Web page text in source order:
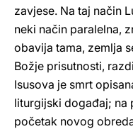
zavjese. Na taj način
neki način paralelna,
obavija tama, zemlja
Božje prisutnosti,
Isusova je smrt
liturgijski događaj; na
početak novog